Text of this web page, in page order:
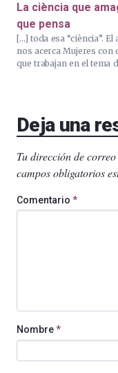
La ciència que
que pensa
[…] toda esa “ciència”.
nos acerca Mujeres con
que trabajan en el tema
Deja una
Tu dirección de
campos obligatorios
Comentario *
Nombre*